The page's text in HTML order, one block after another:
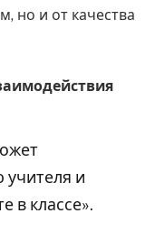
но и от качества
учителя и
в классе».